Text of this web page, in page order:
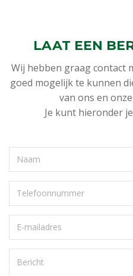
LAAT EEN
Wij hebben graag contact
goed mogelijk te kunnen
van ons en
Je kunt hieronder